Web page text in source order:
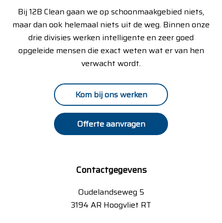
Bij 12B Clean gaan we op schoonmaakgebied niets,
maar dan ook helemaal niets uit de weg. Binnen onze
drie divisies werken intelligente en zeer goed
opgeleide mensen die exact weten wat er van hen
verwacht wordt.
Kom bij ons werken
Offerte aanvragen
Contactgegevens
Oudelandseweg 5
3194 AR Hoogvliet RT